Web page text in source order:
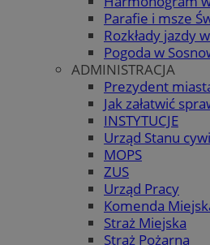
Parafie i msze
Rozkłady jazdy
Pogoda w
ADMINISTRACJA
Prezydent
Jak załatwić
INSTYTUCJE
Urząd Stanu
MOPS
ZUS
Urząd Pracy
Komenda
Straż Miejska
Straż Pożarna